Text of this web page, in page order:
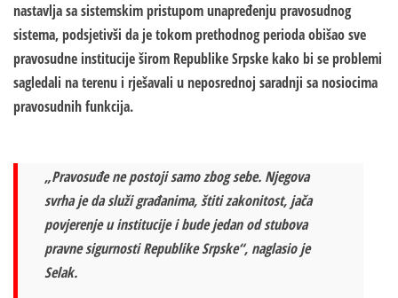
nastavlja sa sistemskim pristupom unapređenju pravosudnog
sistema, podsjetivši da je tokom prethodnog perioda obišao sve
pravosudne institucije širom Republike Srpske kako bi se problemi
sagledali na terenu i rješavali u neposrednoj saradnji sa nosiocima
pravosudnih funkcija.
„Pravosuđe ne postoji samo zbog sebe. Njegova
svrha je da služi građanima, štiti zakonitost, jača
povjerenje u institucije i bude jedan od stubova
pravne sigurnosti Republike Srpske“, naglasio je
Selak.